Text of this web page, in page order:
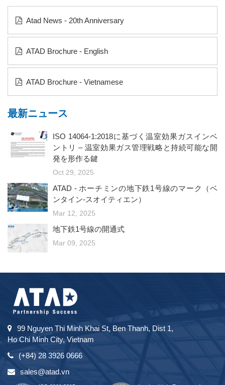
Atad News - 20th Anniversary
ATAD Brochure - English
ATAD Brochure - Vietnamese
最新ニュース
ISO 14064-1:2018に基づく温室効果ガスインベ
ントリ – 温室効果ガス管理戦略と持続可能な開
発を形作る鍵
Oct 29, 2025
ATAD - ホーチミンの地下鉄1号線のマーク（ベ
ンタイン-スオイティエン）
Mar 12, 2025
地下鉄1号線の開通式
Mar 09, 2025
99 Nguyen Thi Minh Khai St, Ben Thanh, Dist 1,
Ho Chi Minh City, Vietnam
(+84) 28 3926 0666
sales@atad.vn